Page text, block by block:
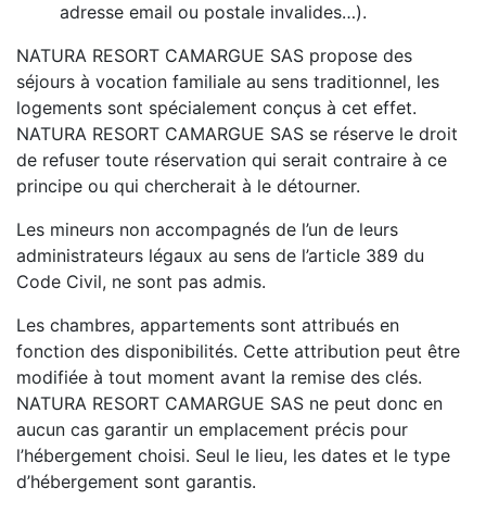
adresse email ou postale invalides…).
NATURA RESORT CAMARGUE SAS propose des
séjours à vocation familiale au sens traditionnel, les
logements sont spécialement conçus à cet effet.
NATURA RESORT CAMARGUE SAS se réserve le droit
de refuser toute réservation qui serait contraire à ce
principe ou qui chercherait à le détourner.
Les mineurs non accompagnés de l’un de leurs
administrateurs légaux au sens de l’article 389 du
Code Civil, ne sont pas admis.
Les chambres, appartements sont attribués en
fonction des disponibilités. Cette attribution peut être
modifiée à tout moment avant la remise des clés.
NATURA RESORT CAMARGUE SAS ne peut donc en
aucun cas garantir un emplacement précis pour
l’hébergement choisi. Seul le lieu, les dates et le type
d’hébergement sont garantis.